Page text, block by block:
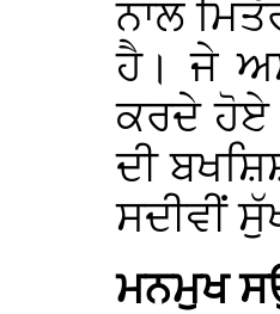
ਨਾਲ
ਹੈ। ਜੇ
ਕਰਦੇ ਹੋਏ
ਦੀ
ਸਦੀਵੀਂ
ਮਨਮੁਖ